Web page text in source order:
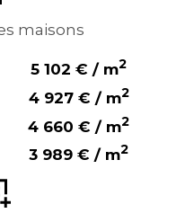
maisons
5 102 € / m2
4 927 € / m2
4 660 € / m2
3 989 € / m2